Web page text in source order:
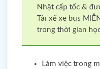
Nhật cấp tốc &
Tài xế xe bus
trong thời gian
Làm việc trong